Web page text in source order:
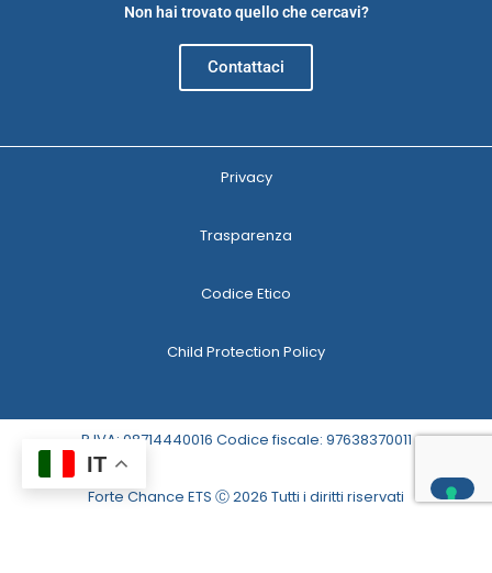
Non hai trovato quello che cercavi?
Contattaci
Privacy
Trasparenza
Codice Etico
Child Protection Policy
P.IVA: 08714440016 Codice fiscale: 97638370011
Forte Chance ETS Ⓒ 2026 Tutti i diritti riservati
IT